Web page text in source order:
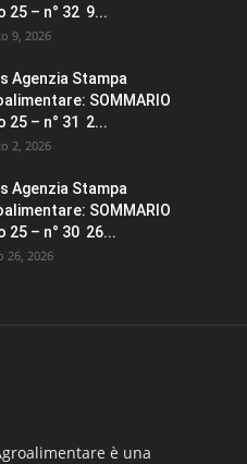
25 – n° 32 9...
9, 2026
Agenzia Stampa
SOMMARIO
25 – n° 31 2...
2, 2026
Agenzia Stampa
SOMMARIO
25 – n° 30 26...
26, 2026
è una